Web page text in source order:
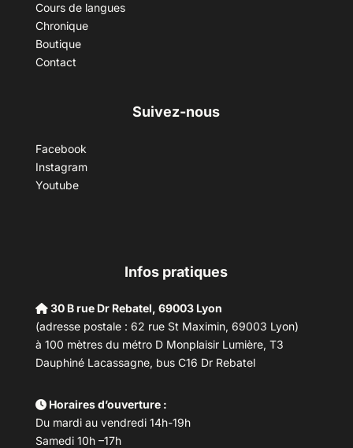
Cours de langues
Chronique
Boutique
Contact
Suivez-nous
Facebook
Instagram
Youtube
Infos pratiques
30 B rue Dr Rebatel, 69003 Lyon
(adresse postale : 62 rue St Maximin, 69003 Lyon)
à 100 mètres du métro D Monplaisir Lumière, T3
Dauphiné Lacassagne, bus C16 Dr Rebatel
Horaires d’ouverture :
Du mardi au vendredi 14h-19h
Samedi 10h –17h